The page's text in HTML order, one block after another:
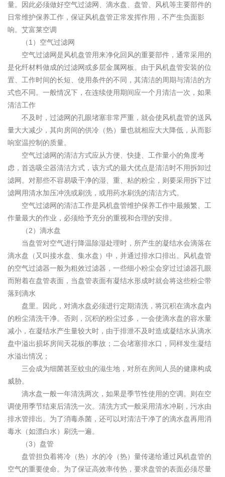
量。因此必须做好空气过滤网、滴水盘、盘管、风机等主要部件的
日常维护保养工作，保证风机盘管正常发挥作用，不产生负面影
响。艾富莱空调
（1）空气过滤网
空气过滤网是风机盘管用来净化回风的重要部件，通常采用的
是化纤材料做成的过滤网或多层金属网板。由于风机盘管安装的位
置、工作时间的长短、使用条件的不同，其清洁的周期与清洁的方
式也不同。一般情况下，在连续使用期间应一个月清洁一次，如果
清洁工作
不及时，过滤网的孔眼堵塞非常严重，就会使风机盘管的送风
量大大减少，其向房间的供冷（热）量也就相应大大降低，从而影
响室温控制的质量。
空气过滤网的清洁方式应从方便、快捷、工作量小的角度考
虑，首选吸尘器清洁方式，该方式的最大优点是清洁时不用拆卸过
滤网。对那些不容易吸干净的湿、重、粘的粉尘，则要采用拆下过
滤网用清水加压冲洗或刷洗，或用药水刷洗的清洁方式。
空气过滤网的清洁工作是风机盘管维护保养工作中最频繁、工
作量最大的作业，必须给予充分的重视和合理的安排。
（2）滴水盘
当盘管对空气进行降温除湿处理时，所产生的凝结水会滴落在
滴水盘（又叫接水盘、集水盘）中，并通过排水口排出。风机盘管
的空气过滤器一般为粗效过滤器，一些细小粉尘会穿过过滤器孔眼
而附着在盘管表面，当盘管表面有凝结水形成时就会将这些粉尘带
落到滴水
盘里。因此，对滴水盘必须进行定期清洗，将沉积在滴水盘内
的粉尘清洗干净。否则，沉积的粉尘过多，一会使滴水盘的容水量
减小，在凝结水产生量较大时，由于排泄不及时造成凝结水从滴水
盘中溢出损坏房间天花板的事故；二会堵塞排水口，同样发生凝结
水溢出情况；
三会成为细菌甚至蚊虫的滋生地，对所在房间人员的健康构成
威胁。
滴水盘一般一年清洗两次，如果是季节性使用的空调。则在空
调使用季节结束后清洗一次。清洗方式一般采用清水冲刷，污水由
排水管排出。为了消毒杀菌，还可以对清洁干净了的滴水盘再用消
毒水（如漂白水）刷洗一遍。
（3）盘管
盘管担负着将冷（热）水的冷（热）量传递给通过风机盘管的
空气的重要使命。为了保证高效率传热，要求盘管的表面必须尽量